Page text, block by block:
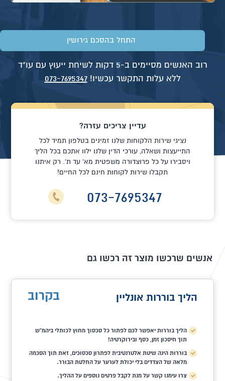
התחל בהסכם גירושין
רוב האנשים מסיימים ב-5 דקות לשיחת ייעוץ עם עו"ד
ללא עלות התקשר עכשיו!073-7695347
עדיין צריכים עזרה?
נציגי שירות הלקוחות שלנו זמינים בטלפון תמיד לכל
התייעצות ושאלה, עורכי הדין שלנו ילוו אתכם בכל הליך
ויסבירו על כל פרוצדורה משפטית מא' עד ת'. רק איתנו
תקבלו שירות לקוחות חינם לכל החיים!
073-7695347
אנשים שרכשו מוצר זה רכשו גם
בקרוב הליך בוררות אונליין
הליך בוררות יאפשר לכם לפתור כל סכסוך מחוץ לכותלי ביהמ"ש
תוך חיסכון זמן, כסף ובירוקרטיה!
בוררות הינה שיטת אלטרנטיבית לפתרון סכסוכים, זאת תוך הסכמה
מלאה של הצדדים בלי יכולת לערער על החלטת הבורר.
צרו עימנו קשר על מנת לקבל פרטים נוספים על ההליך.